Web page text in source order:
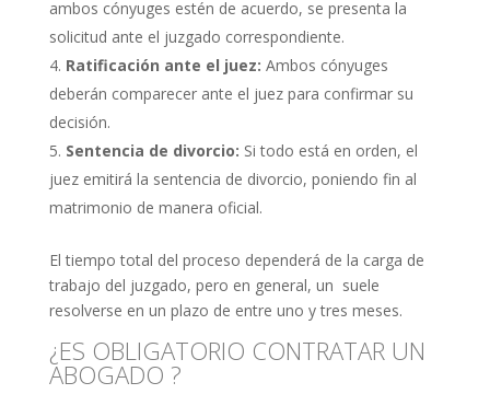
ambos cónyuges estén de acuerdo, se presenta la
solicitud ante el juzgado correspondiente.
Ratificación ante el juez: Ambos cónyuges
deberán comparecer ante el juez para confirmar su
decisión.
Sentencia de divorcio: Si todo está en orden, el
juez emitirá la sentencia de divorcio, poniendo fin al
matrimonio de manera oficial.
El tiempo total del proceso dependerá de la carga de
trabajo del juzgado, pero en general, un suele
resolverse en un plazo de entre uno y tres meses.
¿ES OBLIGATORIO CONTRATAR UN
ABOGADO ?